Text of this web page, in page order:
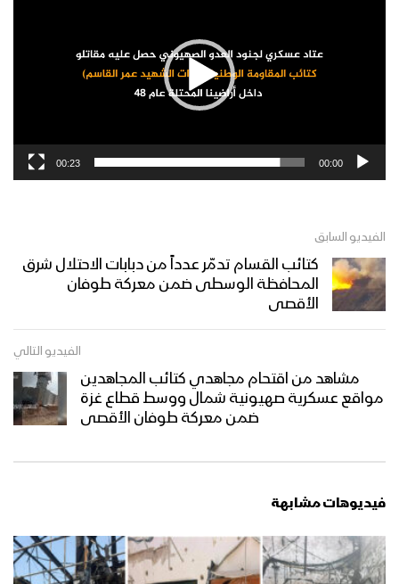
00:00
00:23
الفيديو السابق
كتائب القسام تدمّر عدداً من دبابات الاحتلال شرق
المحافظة الوسطى ضمن معركة طوفان
الأقصى
الفيديو التالي
مشاهد من اقتحام مجاهدي كتائب المجاهدين
مواقع عسكرية صهيونية شمال ووسط قطاع غزة
ضمن معركة طوفان الأقصى
فيديوهات مشابهة